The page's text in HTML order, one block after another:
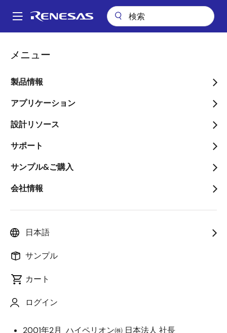
ン
Main
メニュー
製品情報
アプリケーション
設計リソース
サポート
サンプル&ご購入
会社情報
日本語
サンプル
カート
ログイン
パ
ン
く
ず
1998年2月 Hyperion Solutions社（現Oracle社）入
2001年2月 ハイペリオン㈱ 日本法人 社長